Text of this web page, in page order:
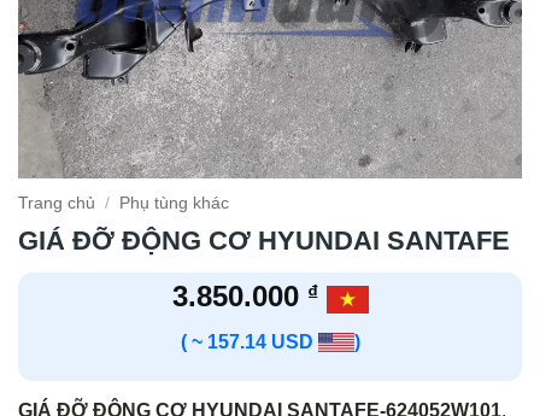
Trang chủ / Phụ tùng khác
GIÁ ĐỠ ĐỘNG CƠ HYUNDAI SANTAFE
3.850.000 ₫
( ~ 157.14 USD )
GIÁ ĐỠ ĐỘNG CƠ HYUNDAI SANTAFE-624052W101,